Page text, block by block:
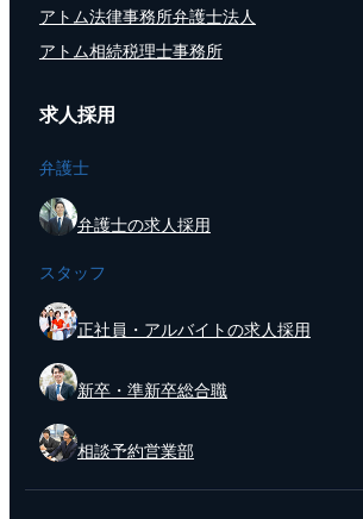
アトム法律事務所弁護士法人
アトム相続税理士事務所
求人採用
弁護士
弁護士の求人採用
スタッフ
正社員・アルバイトの求人採用
新卒・準新卒総合職
相談予約営業部